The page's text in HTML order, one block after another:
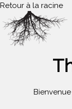
Retour à la racine